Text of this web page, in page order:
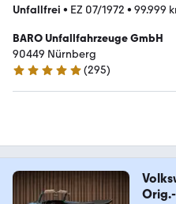
Unfallfrei • EZ 07/1972 • 99.999
BARO Unfallfahrzeuge GmbH
90449 Nürnberg
5 Sterne
(295)